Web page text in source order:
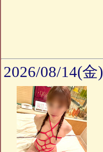
2026/08/14(金)